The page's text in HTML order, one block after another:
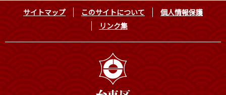
サイトマップ このサイトについて
個人情報保護
リンク集